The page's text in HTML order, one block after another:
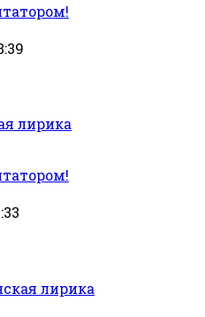
лирика
лирика